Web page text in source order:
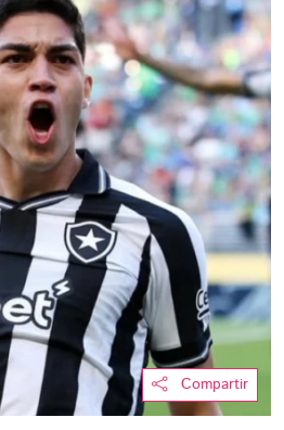
Compartir